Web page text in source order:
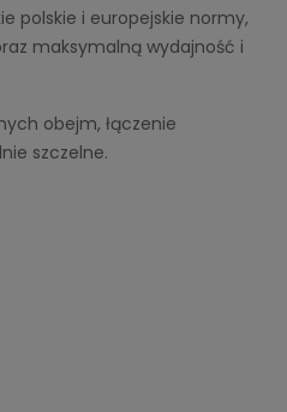
polskie i europejskie normy,
maksymalną wydajność i
obejm, łączenie
szczelne.